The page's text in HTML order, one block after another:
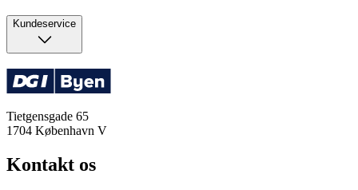
Kundeservice
Tietgensgade 65
1704 København V
Kontakt os